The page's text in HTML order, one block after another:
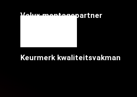
Velux montagepartner
Keurmerk kwaliteitsvakman